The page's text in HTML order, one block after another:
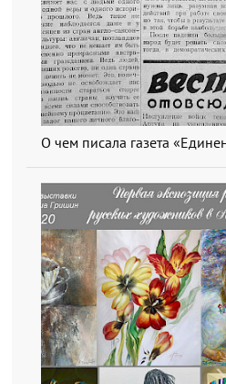
О чем писала газета